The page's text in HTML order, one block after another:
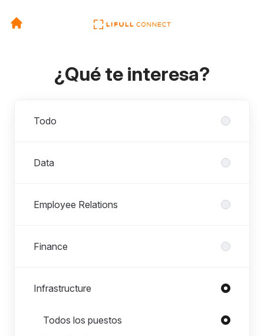
¿Qué te interesa?
Todo
Data
Employee Relations
Finance
Infrastructure
Puestos en Infrastructure
Todos los puestos